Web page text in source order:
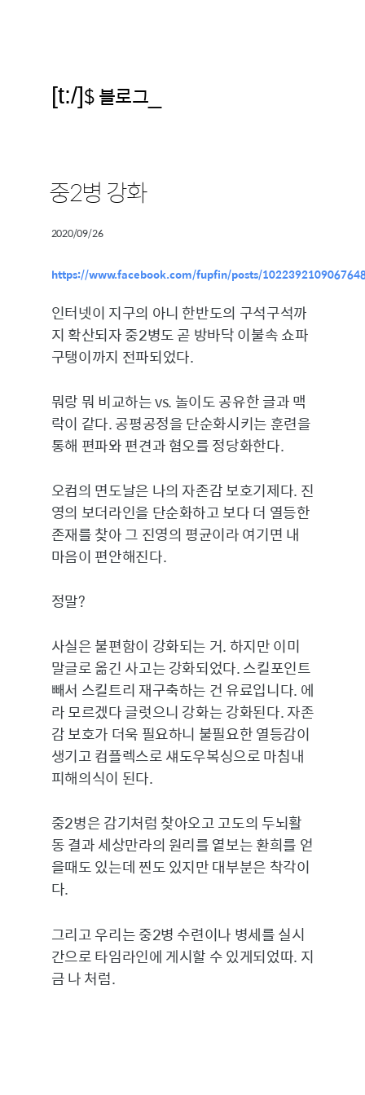
[t:/]$ 블로그
중2병 강화
2020/09/26
https://www.facebook.com/fupfin/posts/
인터넷이 지구의 아니 한반도의 구석구석까
지 확산되자 중2병도 곧 방바닥 이불속 쇼파
구탱이까지 전파되었다.
뭐랑 뭐 비교하는 vs. 놀이도 공유한 글과 맥
락이 같다. 공평공정을 단순화시키는 훈련을
통해 편파와 편견과 혐오를 정당화한다.
오컴의 면도날은 나의 자존감 보호기제다. 진
영의 보더라인을 단순화하고 보다 더 열등한
존재를 찾아 그 진영의 평균이라 여기면 내
마음이 편안해진다.
정말?
사실은 불편함이 강화되는 거. 하지만 이미
말글로 옮긴 사고는 강화되었다. 스킬포인트
빼서 스킬트리 재구축하는 건 유료입니다. 에
라 모르겠다 글럿으니 강화는 강화된다. 자존
감 보호가 더욱 필요하니 불필요한 열등감이
생기고 컴플렉스로 섀도우복싱으로 마침내
피해의식이 된다.
중2병은 감기처럼 찾아오고 고도의 두뇌활
동 결과 세상만라의 원리를 옅보는 환희를 얻
을때도 있는데 찐도 있지만 대부분은 착각이
다.
그리고 우리는 중2병 수련이나 병세를 실시
간으로 타임라인에 게시할 수 있게되었따. 지
금 나 처럼.